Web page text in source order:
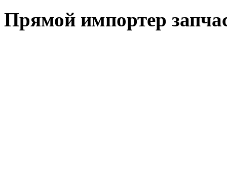
Прямой импортер